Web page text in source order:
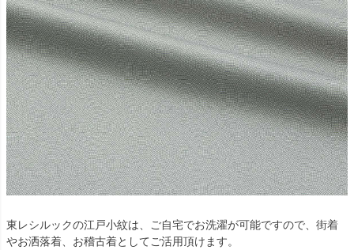
東レシルックの江戸小紋は、ご自宅でお洗濯が可能ですので、街着
やお洒落着、お稽古着としてご活用頂けます。